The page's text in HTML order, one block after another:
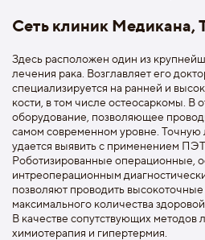
Сеть клиник Медикана,
Здесь расположен один из
лечения рака. Возглавляет его
специализируется на ранней и
кости, в том числе остеосаркомы. В
оборудование, позволяющее
самом современном уровне. Точную
удается выявить с применением
Роботизированные операционные,
интреоперационным
позволяют проводить
максимального количества здоровой
В качестве сопутствующих методов
химиотерапия и гипертермия.